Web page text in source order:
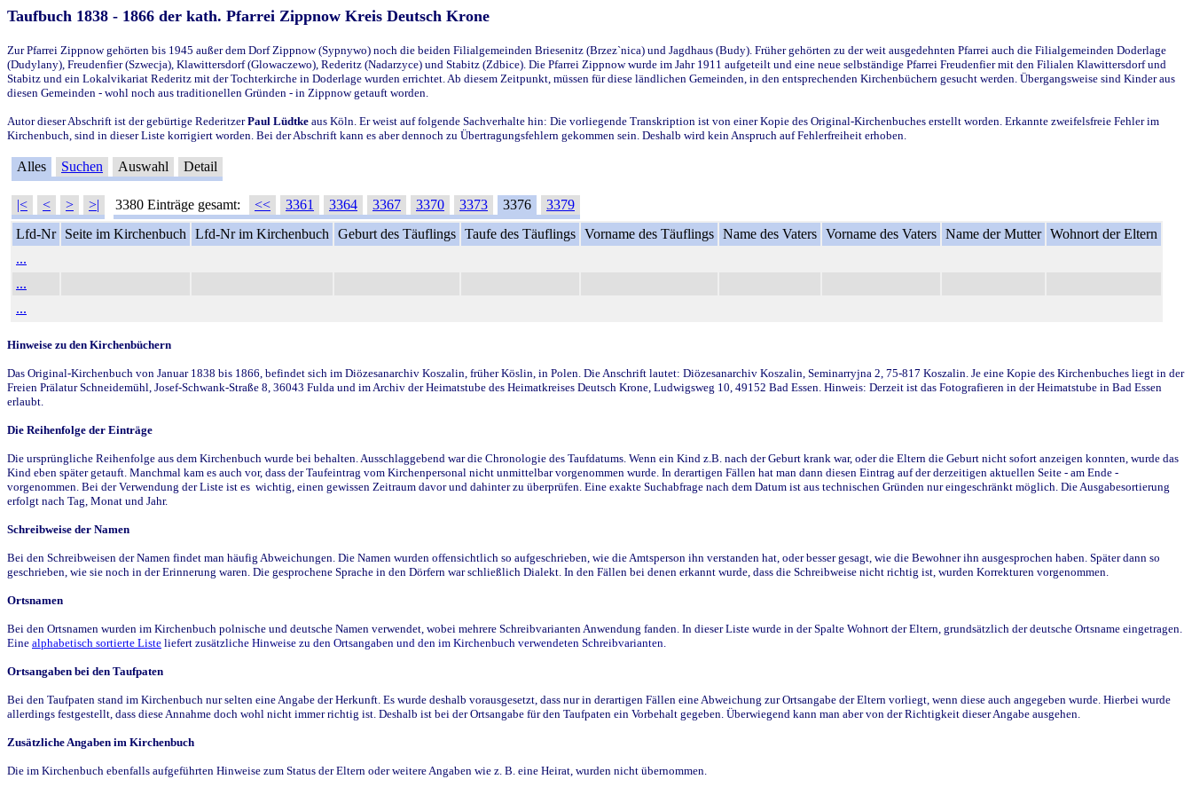
Taufbuch 1838 - 1866 der kath. Pfarrei Zippnow Kreis Deutsch Krone
Zur Pfarrei Zippnow gehörten bis 1945 außer dem Dorf Zippnow (Sypnywo) noch die beiden Filialgemeinden Briesenitz (Brzez`nica) und Jagdhaus (Budy). Früher gehörten zu der weit ausgedehnten Pfarrei auch die Filialgemeinden Doderlage
(Dudylany), Freudenfier (Szwecja), Klawittersdorf (Glowaczewo), Rederitz (Nadarzyce) und Stabitz (Zdbice). Die Pfarrei Zippnow wurde im Jahr 1911 aufgeteilt und eine neue selbständige Pfarrei Freudenfier mit den Filialen Klawittersdorf und
Stabitz und ein Lokalvikariat Rederitz mit der Tochterkirche in Doderlage wurden errichtet. Ab diesem Zeitpunkt, müssen für diese ländlichen Gemeinden, in den entsprechenden Kirchenbüchern gesucht werden. Übergangsweise sind Kinder aus
diesen Gemeinden - wohl noch aus traditionellen Gründen - in Zippnow getauft worden.
Autor dieser Abschrift ist der gebürtige RederitzerPaul Lüdtke aus Köln. Er weist auf folgende Sachverhalte hin: Die vorliegende Transkription ist von einer Kopie des Original-Kirchenbuches erstellt worden. Erkannte zweifelsfreie Fehler im
Kirchenbuch, sind in dieser Liste korrigiert worden. Bei der Abschrift kann es aber dennoch zu Übertragungsfehlern gekommen sein. Deshalb wird kein Anspruch auf Fehlerfreiheit erhoben.
Alles Suchen Auswahl Detail
|< < > >| 3380 Einträge gesamt: << 3361 3364 3367 3370 3373 3376
3379
Lfd-Nr
Seite im Kirchenbuch Lfd-Nr im Kirchenbuch Geburt des Täuflings Taufe des Täuflings Vorname des Täuflings Name des Vaters Vorname des Vaters Name der Mutter Wohnort der Eltern
...
...
...
Hinweise zu den Kirchenbüchern
Das Original-Kirchenbuch von Januar 1838 bis 1866, befindet sich im Diözesanarchiv Koszalin, früher Köslin, in Polen. Die Anschrift lautet: Diözesanarchiv Koszalin, Seminarryjna 2, 75-817 Koszalin. Je eine Kopie des Kirchenbuches liegt in der
Freien Prälatur Schneidemühl, Josef-Schwank-Straße 8, 36043 Fulda und im Archiv der Heimatstube des Heimatkreises Deutsch Krone, Ludwigsweg 10, 49152 Bad Essen. Hinweis: Derzeit ist das Fotografieren in der Heimatstube in Bad Essen
erlaubt.
Die Reihenfolge der Einträge
Die ursprüngliche Reihenfolge aus dem Kirchenbuch wurde bei behalten. Ausschlaggebend war die Chronologie des Taufdatums. Wenn ein Kind z.B. nach der Geburt krank war, oder die Eltern die Geburt nicht sofort anzeigen konnten, wurde das
Kind eben später getauft. Manchmal kam es auch vor, dass der Taufeintrag vom Kirchenpersonal nicht unmittelbar vorgenommen wurde. In derartigen Fällen hat man dann diesen Eintrag auf der derzeitigen aktuellen Seite - am Ende -
vorgenommen. Bei der Verwendung der Liste ist es wichtig, einen gewissen Zeitraum davor und dahinter zu überprüfen. Eine exakte Suchabfrage nach dem Datum ist aus technischen Gründen nur eingeschränkt möglich. Die Ausgabesortierung
erfolgt nach Tag, Monat und Jahr.
Schreibweise der Namen
Bei den Schreibweisen der Namen findet man häufig Abweichungen. Die Namen wurden offensichtlich so aufgeschrieben, wie die Amtsperson ihn verstanden hat, oder besser gesagt, wie die Bewohner ihn ausgesprochen haben. Später dann so
geschrieben, wie sie noch in der Erinnerung waren. Die gesprochene Sprache in den Dörfern war schließlich Dialekt. In den Fällen bei denen erkannt wurde, dass die Schreibweise nicht richtig ist, wurden Korrekturen vorgenommen.
Ortsnamen
Bei den Ortsnamen wurden im Kirchenbuch polnische und deutsche Namen verwendet, wobei mehrere Schreibvarianten Anwendung fanden. In dieser Liste wurde in der Spalte Wohnort der Eltern, grundsätzlich der deutsche Ortsname eingetragen.
Eine alphabetisch sortierte Liste liefert zusätzliche Hinweise zu den Ortsangaben und den im Kirchenbuch verwendeten Schreibvarianten.
Ortsangaben bei den Taufpaten
Bei den Taufpaten stand im Kirchenbuch nur selten eine Angabe der Herkunft. Es wurde deshalb vorausgesetzt, dass nur in derartigen Fällen eine Abweichung zur Ortsangabe der Eltern vorliegt, wenn diese auch angegeben wurde. Hierbei wurde
allerdings festgestellt, dass diese Annahme doch wohl nicht immer richtig ist. Deshalb ist bei der Ortsangabe für den Taufpaten ein Vorbehalt gegeben. Überwiegend kann man aber von der Richtigkeit dieser Angabe ausgehen.
Zusätzliche Angaben im Kirchenbuch
Die im Kirchenbuch ebenfalls aufgeführten Hinweise zum Status der Eltern oder weitere Angaben wie z. B. eine Heirat, wurden nicht übernommen.